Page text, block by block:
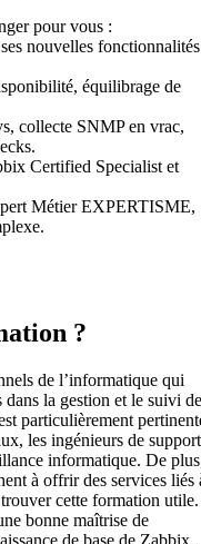
pour vous :
nouvelles fonctionnalités
équilibrage de
collecte SNMP en vrac,
Certified Specialist et
Métier EXPERTISME,
?
de l’informatique qui
la gestion et le suivi de
particulièrement
les ingénieurs de support
informatique. De
à offrir des services liés
cette formation utile.
bonne maîtrise de